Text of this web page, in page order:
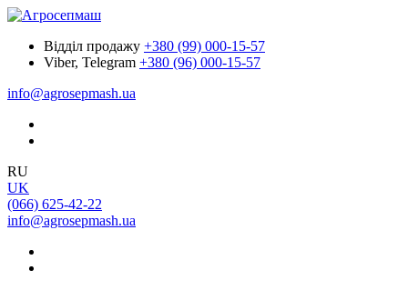
Відділ продажу +380 (99) 000-15-57
Viber, Telegram +380 (96) 000-15-57
info@agrosepmash.ua
RU
UK
(066) 625-42-22
info@agrosepmash.ua